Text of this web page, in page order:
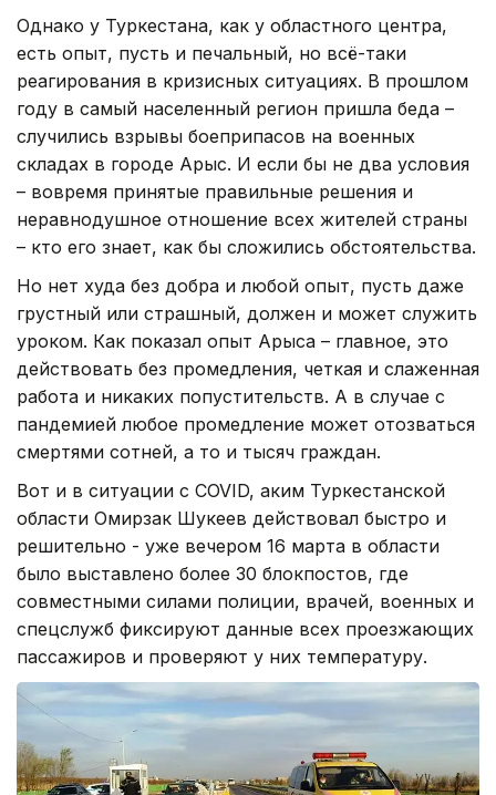
Однако у Туркестана, как у областного центра,
есть опыт, пусть и печальный, но всё-таки
реагирования в кризисных ситуациях. В прошлом
году в самый населенный регион пришла беда –
случились взрывы боеприпасов на военных
складах в городе Арыс. И если бы не два условия
– вовремя принятые правильные решения и
неравнодушное отношение всех жителей страны
– кто его знает, как бы сложились обстоятельства.
Но нет худа без добра и любой опыт, пусть даже
грустный или страшный, должен и может служить
уроком. Как показал опыт Арыса – главное, это
действовать без промедления, четкая и слаженная
работа и никаких попустительств. А в случае с
пандемией любое промедление может отозваться
смертями сотней, а то и тысяч граждан.
Вот и в ситуации с COVID, аким Туркестанской
области Омирзак Шукеев действовал быстро и
решительно - уже вечером 16 марта в области
было выставлено более 30 блокпостов, где
совместными силами полиции, врачей, военных и
спецслужб фиксируют данные всех проезжающих
пассажиров и проверяют у них температуру.